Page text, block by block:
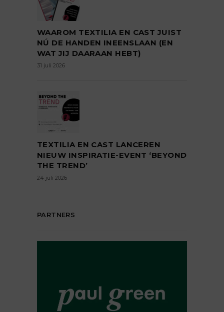
WAAROM TEXTILIA EN CAST JUIST
NÚ DE HANDEN INEENSLAAN (EN
WAT JIJ DAARAAN HEBT)
31 juli 2026
TEXTILIA EN CAST LANCEREN
NIEUW INSPIRATIE-EVENT ‘BEYOND
THE TREND’
24 juli 2026
PARTNERS